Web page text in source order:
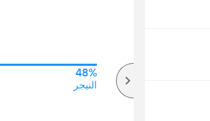
48%
النيجر